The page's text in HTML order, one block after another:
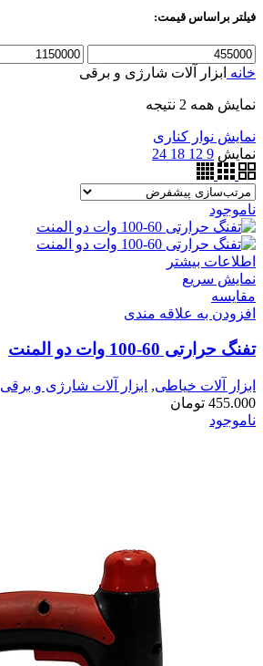
فیلتر براساس قیمت:
حداقل
قیمت
حداکثر
خانه ابزار آلات شارژی و برقی
نمایش همه 2 نتیجه
نمایش نوار کناری
نمایش 9
12
18
24
ناموجود
اطلاعات بیشتر
نمایش سریع
مقايسه
افزودن به علاقه مندی
تفنگ حرارتی 60-100 وات دو المنت
ابزار آلات خیاطی, ابزار آلات شارژی و برقی
455.000 تومان
ناموجود